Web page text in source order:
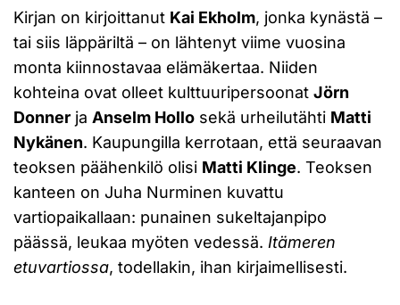
Kirjan on kirjoittanut Kai Ekholm, jonka kynästä –
tai siis läppäriltä – on lähtenyt viime vuosina
monta kiinnostavaa elämäkertaa. Niiden
kohteina ovat olleet kulttuuripersoonat Jörn
Donner ja Anselm Hollo sekä urheilutähti Matti
Nykänen. Kaupungilla kerrotaan, että seuraavan
teoksen päähenkilö olisi Matti Klinge. Teoksen
kanteen on Juha Nurminen kuvattu
vartiopaikallaan: punainen sukeltajanpipo
päässä, leukaa myöten vedessä. Itämeren
etuvartiossa, todellakin, ihan kirjaimellisesti.